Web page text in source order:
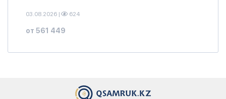
03.08.2026 | 624
от 561 449